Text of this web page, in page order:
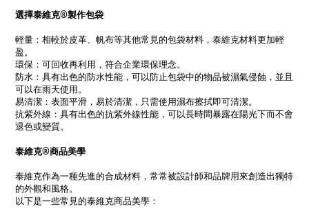
選擇泰維克®製作包袋
輕量：相較於皮革、帆布等其他常見的包袋材料，泰維克材料更加輕
盈。
環保：可回收再利用，符合企業環保理念。
防水：具有出色的防水性能，可以防止包袋中的物品被濕氣侵蝕，並且
可以在雨天使用。
易清潔：表面平滑，易於清潔，只需使用濕布擦拭即可清潔。
抗紫外線：具有出色的抗紫外線性能，可以長時間暴露在陽光下而不會
退色或變質。
泰維克®商品美學
泰維克作為一種先進的合成材料，常常被設計師和品牌用來創造出獨特
的外觀和風格。
以下是一些常見的泰維克商品美學：